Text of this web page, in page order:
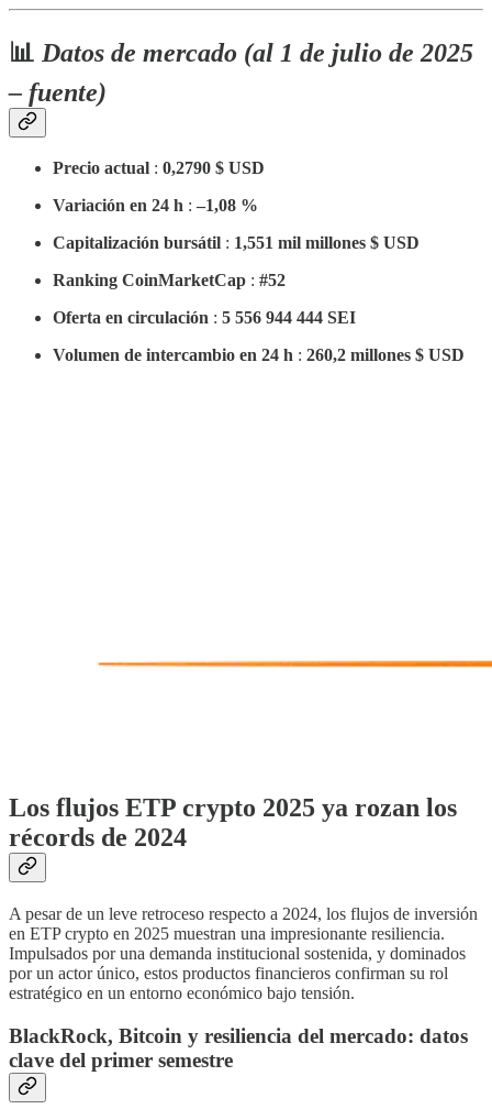
📊 Datos de mercado (al 1 de julio de 2025
– fuente)
Precio actual : 0,2790 $ USD
Variación en 24 h : –1,08 %
Capitalización bursátil : 1,551 mil millones $ USD
Ranking CoinMarketCap : #52
Oferta en circulación : 5 556 944 444 SEI
Volumen de intercambio en 24 h : 260,2 millones $ USD
Los flujos ETP crypto 2025 ya rozan los
récords de 2024
A pesar de un leve retroceso respecto a 2024, los flujos de inversión
en ETP crypto en 2025 muestran una impresionante resiliencia.
Impulsados por una demanda institucional sostenida, y dominados
por un actor único, estos productos financieros confirman su rol
estratégico en un entorno económico bajo tensión.
BlackRock, Bitcoin y resiliencia del mercado: datos
clave del primer semestre